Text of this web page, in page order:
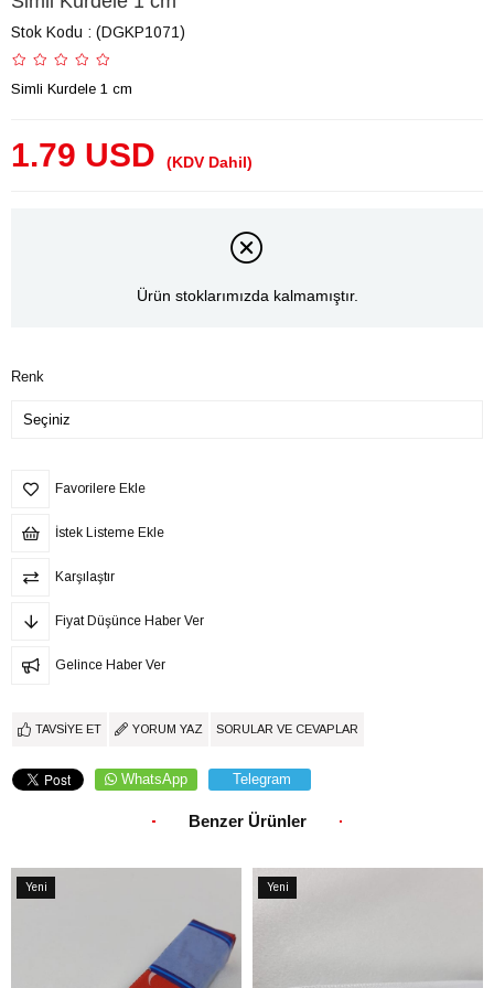
Stok Kodu (DGKP1071)
Simli Kurdele 1 cm
1.79 USD (KDV Dahil)
Ürün stoklarımızda kalmamıştır.
Renk
Favorilere Ekle
İstek Listeme Ekle
Karşılaştır
Fiyat Düşünce Haber Ver
Gelince Haber Ver
TAVSIYE ET YORUM YAZ SORULAR VE CEVAPLAR
WhatsApp Telegram
Benzer Ürünler
Yeni
Yeni